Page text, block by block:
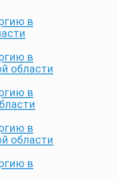
в
в
области
в
в
области
в